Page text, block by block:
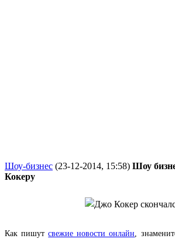
Шоу-бизнес (23-12-2014, 15:58) Шоу
Кокеру
Как пишутсвежие новости онлайн,